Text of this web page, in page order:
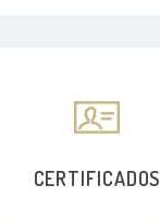
CERTIFICADOS